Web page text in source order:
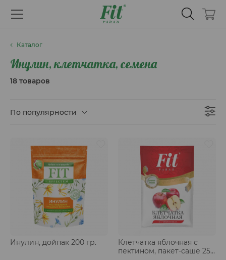
Каталог
Инулин, клетчатка, семена
18 товаров
По популярности
Инулин, дойпак 200 гр.
Клетчатка яблочная с
пектином, пакет-саше 25